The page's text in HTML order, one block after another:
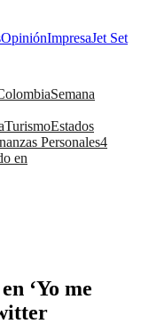
OpiniónImpresaJet Set
Semana
TurismoEstados
Personales4
en
‘Yo me